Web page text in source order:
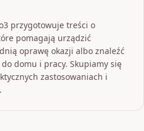
przygotowuje treści o
pomagają urządzić
oprawę okazji albo znaleźć
domu i pracy. Skupiamy się
zastosowaniach i